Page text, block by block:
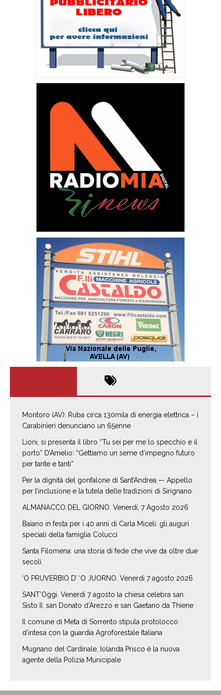
Montoro (AV): Ruba circa 130mila di energia elettrica – i
Carabinieri denunciano un 65enne
Lioni, si presenta il libro “Tu sei per me lo specchio e il
porto” D’Amelio: “Gettiamo un seme d’impegno futuro
per tante e tanti”
Per la dignità del gonfalone di Sant’Andrea — Appello
per l’inclusione e la tutela delle tradizioni di Sirignano
ALMANACCO DEL GIORNO. Venerdí, 7 Agosto 2026
Baiano in festa per i 40 anni di Carla Miceli: gli auguri
speciali della famiglia Colucci
Santa Filomena: una storia di fede che vive da oltre due
secoli
‘O PRUVERBIO D’ ‘O JUORNO. Venerdì 7 agosto 2026
SANT’Oggi. Venerdì 7 agosto la chiesa celebra san
Sisto II, san Donato d’Arezzo e san Gaetano da Thiene
Il comune di Meta di Sorrento stipula protolocco
d’intesa con la guardia Agroforestale Italiana
Mugnano del Cardinale, Iolanda Prisco è la nuova
agente della Polizia Municipale